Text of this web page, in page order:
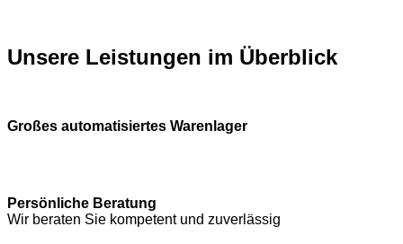
Unsere Leistungen im Überblick
Großes automatisiertes Warenlager
Persönliche Beratung
Wir beraten Sie kompetent und zuverlässig